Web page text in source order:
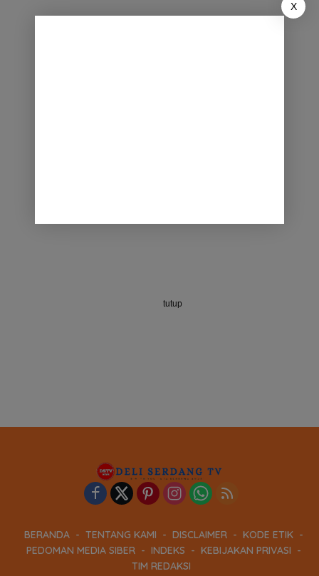
BERANDA TENTANG KAMI DISCLAIMER
KODE ETIK
PEDOMAN MEDIA SIBER
INDEKS
KEBIJAKAN PRIVASI
TIM REDAKSI
tutup
X